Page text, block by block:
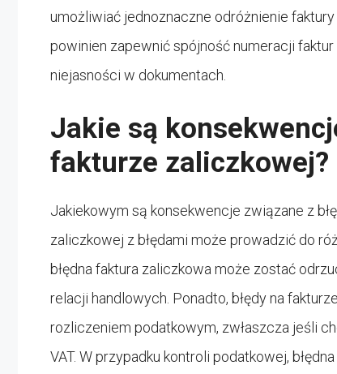
umożliwiać jednoznaczne odróżnienie
powinien zapewnić spójność numeracji
niejasności w dokumentach.
Jakie są
fakturze zaliczkowej?
Jakiekowym są konsekwencje związane z
zaliczkowej z błędami może prowadzić do
błędna faktura zaliczkowa może zostać
relacji handlowych. Ponadto, błędy na
rozliczeniem podatkowym, zwłaszcza jeśli
VAT. W przypadku kontroli podatkowej,